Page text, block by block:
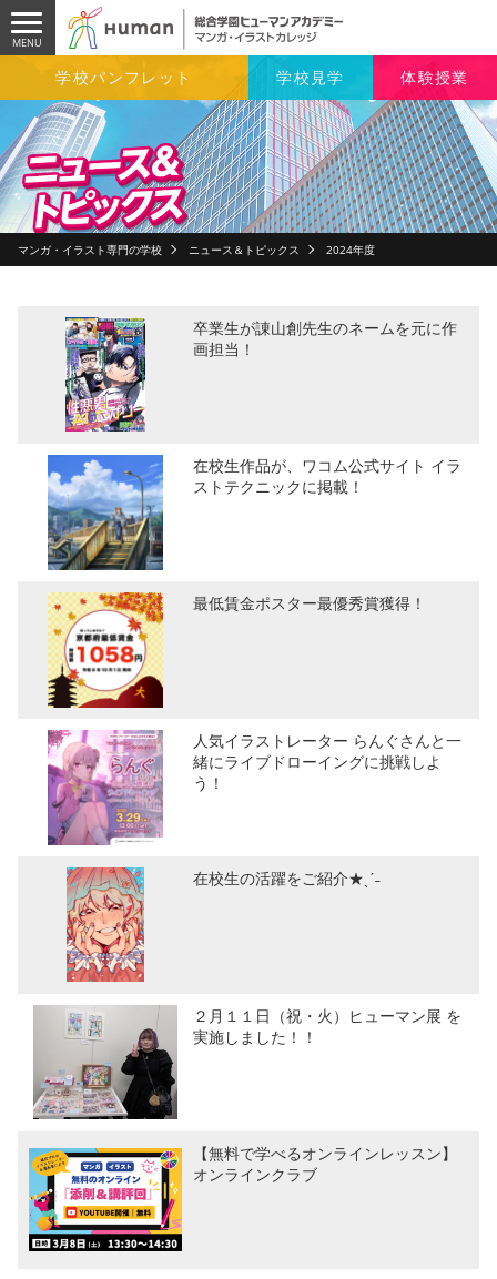
学校パンフレット 学校見学 体験授業
マンガ・イラスト専門の学校 ニュース＆トピックス 2024年度
卒業生が諌山創先生のネームを元に作
画担当！
在校生作品が、ワコム公式サイト イラ
ストテクニックに掲載！
最低賃金ポスター最優秀賞獲得！
人気イラストレーター らんぐさんと一
緒にライブドローイングに挑戦しよ
う！
在校生の活躍をご紹介★ˎˊ˗
２月１１日（祝・火）ヒューマン展 を
実施しました！！
【無料で学べるオンラインレッスン】
オンラインクラブ